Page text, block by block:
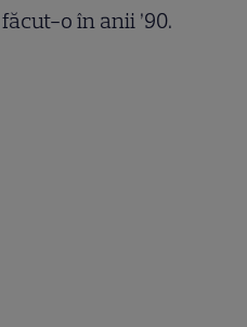
o în anii ’90.